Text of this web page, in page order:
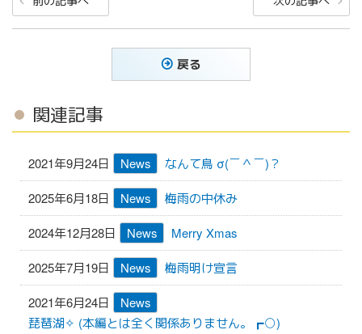
稿
ナ
ー
シ
ン
の
投
の
投
戻る
関連記事
2021年9月24日 News なんて鳥 σ(￣＾￣)？
2025年6月18日 News 梅雨の中休み
2024年12月28日 News Merry Xmas
2025年7月19日 News 梅雨明け宣言
2021年6月24日
News
琵琶湖✧︎ (本編とは全く関係ありません。┏○)